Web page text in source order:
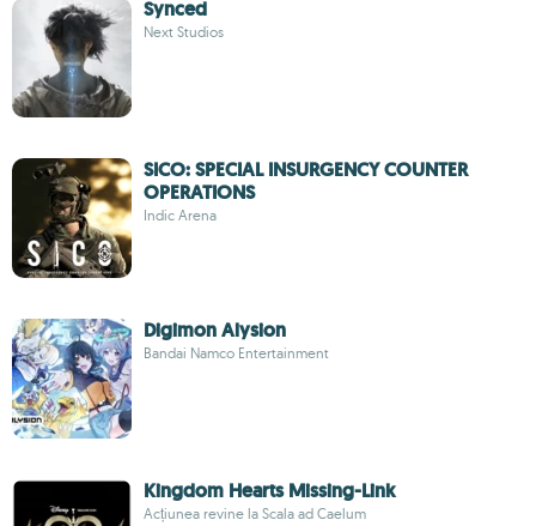
Synced
Next Studios
SICO: SPECIAL INSURGENCY COUNTER
OPERATIONS
Indic Arena
Digimon Alysion
Bandai Namco Entertainment
Kingdom Hearts Missing-Link
Acțiunea revine la Scala ad Caelum